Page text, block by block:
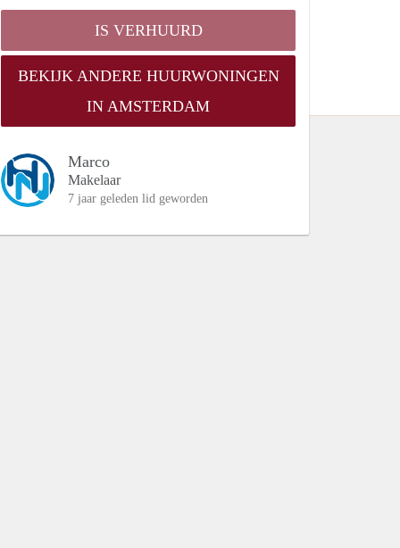
IS VERHUURD
BEKIJK ANDERE HUURWONINGEN
IN AMSTERDAM
Marco
Makelaar
7 jaar geleden lid geworden